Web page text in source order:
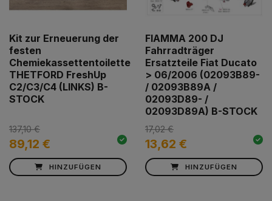
Kit zur Erneuerung der
festen
Chemiekassettentoilette
THETFORD FreshUp
C2/C3/C4 (LINKS) B-
STOCK
89,12 €
137,10 €
HINZUFÜGEN
FIAMMA 200 DJ
Fahrradträger
Ersatzteile Fiat Ducato
> 06/2006 (02093B89-
/ 02093B89A /
02093D89- /
02093D89A) B-STOCK
13,62 €
17,02 €
HINZUFÜGEN